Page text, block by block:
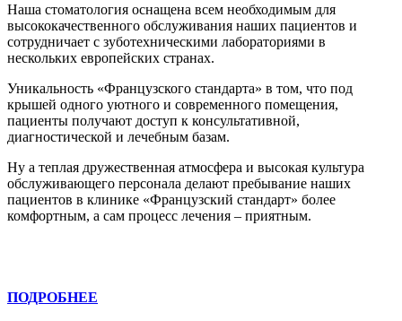
Наша стоматология оснащена всем необходимым для
высококачественного обслуживания наших пациентов и
сотрудничает с зуботехническими лабораториями в
нескольких европейских странах.
Уникальность «Французского стандарта» в том, что под
крышей одного уютного и современного помещения,
пациенты получают доступ к консультативной,
диагностической и лечебным базам.
Ну а теплая дружественная атмосфера и высокая культура
обслуживающего персонала делают пребывание наших
пациентов в клинике «Французский стандарт» более
комфортным, а сам процесс лечения – приятным.
ПОДРОБНЕЕ